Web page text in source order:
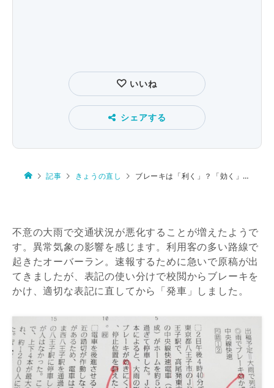
いいね
シェアする
記事 きょうの直し ブレーキは「利く」？「効く」？ 停止位置は「越える」？「超える」？
不意の大雨で交通状況が悪化することが増えたようで
す。異常気象の影響を感じます。利用客の多い路線で
起きたオーバーラン。速報するために急いで原稿が出
てきましたが、表記の使い分けで校閲からブレーキを
かけ、適切な表記に直してから「発車」しました。